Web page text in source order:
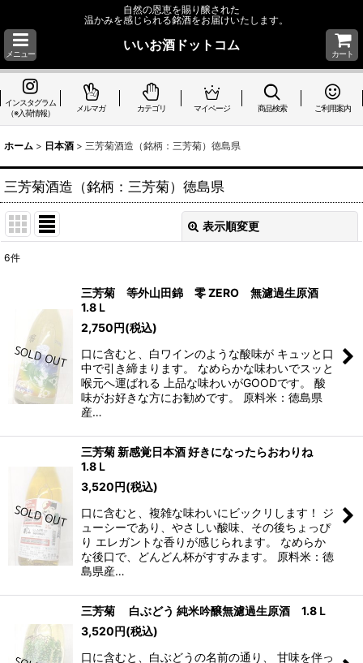
自然の恩恵を賜り醸された
温かみを感じられる銘酒をお届けいたします。
メニュー
いいお酒ドットコム
カート
インスタグラム
（※入荷情報）
メルマガ カテゴリ マイページ 商品検索 ご利用案内
ホーム > 日本酒 > 三芳菊酒造（銘柄：三芳菊）徳島県
三芳菊酒造（銘柄：三芳菊）徳島県
表示順変更
並び順
絞り込む
6件
三芳菊 等外山田錦 零 ZERO 無濾過生原酒
1.8Ｌ
2,750円(税込)
口に含むと、白ワインのような酸味が キュッと口
中で引き締まります。 なめらかな味わいでスッと
喉元へ運ばれる 上品な味わいがGOODです。 酸
味がお好きな方にお勧めです。 原料米：徳島県
産…
三芳菊 新感覚日本酒 好きになったらおわりね
1.8Ｌ
3,520円(税込)
口に含むと、複雑な味わいにビックリします！ ジ
ューシーであり、やさしい酸味、その後ちょっぴ
り エレガントな香りが感じられます。 なめらか
な後口で、どんどん杯がすすみます。 原料米：徳
島県産…
三芳菊 白ぶどう 純米吟醸無濾過生原酒 1.8Ｌ
3,520円(税込)
口に含むと、白ぶどうの名前の通り、 甘味を伴っ